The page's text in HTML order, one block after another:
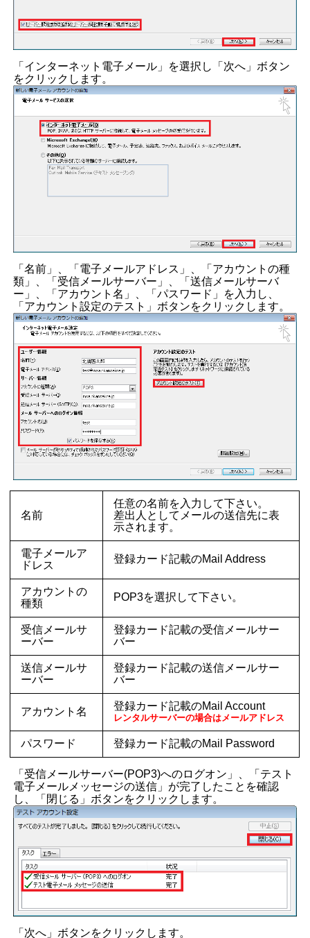
「インターネット電子メール」を選択し「次へ」ボタン
をクリックします。
「名前」、「電子メールアドレス」、「アカウントの種
類」、「受信メールサーバー」、「送信メールサーバ
ー」、「アカウント名」、「パスワード」を入力し、
「アカウント設定のテスト」ボタンをクリックします。
名前
任意の名前を入力して下さい。
差出人としてメールの送信先に表
示されます。
電子メールア
ドレス
登録カード記載のMail Address
アカウントの
種類
POP3を選択して下さい。
受信メールサ
ーバー
登録カード記載の受信メールサー
バー
送信メールサ
ーバー
登録カード記載の送信メールサー
バー
アカウント名 登録カード記載のMail Account
レンタルサーバーの場合はメールアドレス
パスワード 登録カード記載のMail Password
「受信メールサーバー(POP3)へのログオン」、「テスト
電子メールメッセージの送信」が完了したことを確認
し、「閉じる」ボタンをクリックします。
「次へ」ボタンをクリックします。